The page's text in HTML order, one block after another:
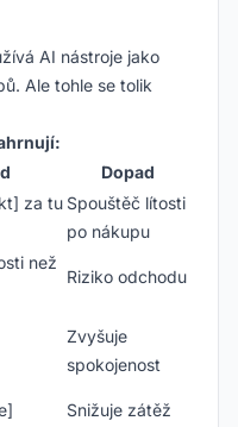
AI nástroje jako
Ale tohle se tolik
Dopad
za tu Spouštěč lítosti
po nákupu
než
Riziko odchodu
Zvyšuje
spokojenost
Snižuje zátěž